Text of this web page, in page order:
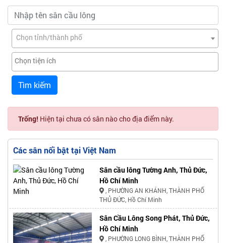
Chọn tỉnh/thành phố
Tìm kiếm
Trống! Hiện tại chưa có sân nào cho địa điểm này.
Các sân nổi bật tại Việt Nam
Sân cầu lông Tường Anh, Thủ Đức,
Hồ Chí Minh
, PHƯỜNG AN KHÁNH, THÀNH PHỐ
THỦ ĐỨC, Hồ Chí Minh
Sân Cầu Lông Song Phát, Thủ Đức,
Hồ Chí Minh
, PHƯỜNG LONG BÌNH, THÀNH PHỐ